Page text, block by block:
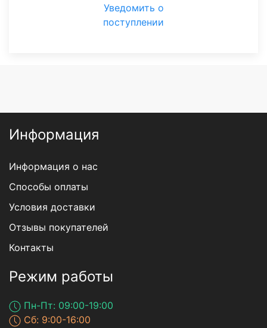
Уведомить о
поступлении
Информация
Информация о нас
Способы оплаты
Условия доставки
Отзывы покупателей
Контакты
Режим работы
Пн-Пт: 09:00-19:00
Сб: 9:00-16:00